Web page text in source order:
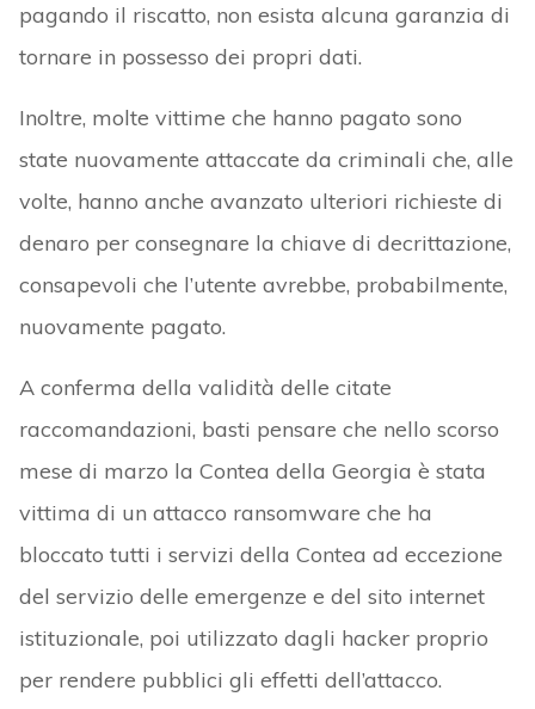
pagando il riscatto, non esista alcuna garanzia di
tornare in possesso dei propri dati.
Inoltre, molte vittime che hanno pagato sono
state nuovamente attaccate da criminali che, alle
volte, hanno anche avanzato ulteriori richieste di
denaro per consegnare la chiave di decrittazione,
consapevoli che l’utente avrebbe, probabilmente,
nuovamente pagato.
A conferma della validità delle citate
raccomandazioni, basti pensare che nello scorso
mese di marzo la Contea della Georgia è stata
vittima di un attacco ransomware che ha
bloccato tutti i servizi della Contea ad eccezione
del servizio delle emergenze e del sito internet
istituzionale, poi utilizzato dagli hacker proprio
per rendere pubblici gli effetti dell’attacco.